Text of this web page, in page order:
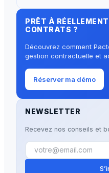
PRÊT À
CONTRATS ?
Découvrez comment
gestion contractuelle et
Réserver ma démo
NEWSLETTER
Recevez nos conseils et